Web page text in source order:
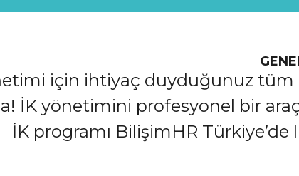
için ihtiyaç duyduğunuz tüm
İK yönetimini profesyonel bir
İK programı BilişimHR Türkiye’de